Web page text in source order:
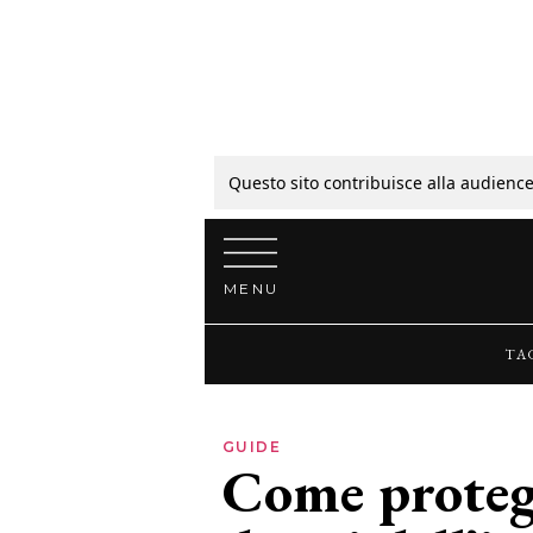
Questo sito contribuisce alla
Vai al contenuto
MENU
GUIDE
Come